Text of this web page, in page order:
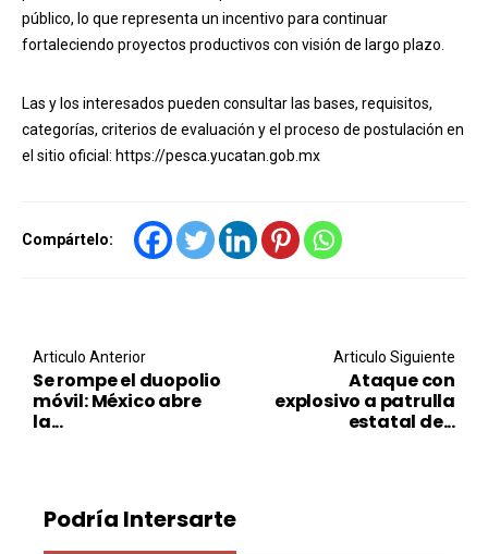
público, lo que representa un incentivo para continuar
fortaleciendo proyectos productivos con visión de largo plazo.
Las y los interesados pueden consultar las bases, requisitos,
categorías, criterios de evaluación y el proceso de postulación en
el sitio oficial: https://pesca.yucatan.gob.mx
Compártelo:
Post navigation
Articulo Anterior
Se rompe el duopolio
móvil: México abre
la...
Articulo Siguiente
Ataque con
explosivo a patrulla
estatal de...
Podría Intersarte